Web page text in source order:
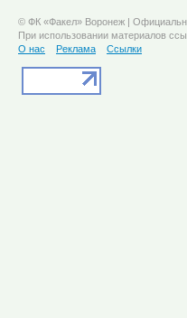
© ФК «Факел» Воронеж |
При использовании материалов
О нас
Реклама Ссылки